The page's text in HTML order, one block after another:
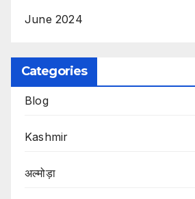
June 2024
Categories
Blog
Kashmir
अल्मोड़ा